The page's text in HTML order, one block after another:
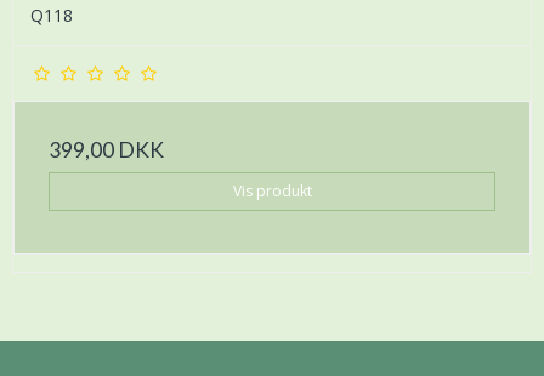
Q118
399,00 DKK
Vis produkt